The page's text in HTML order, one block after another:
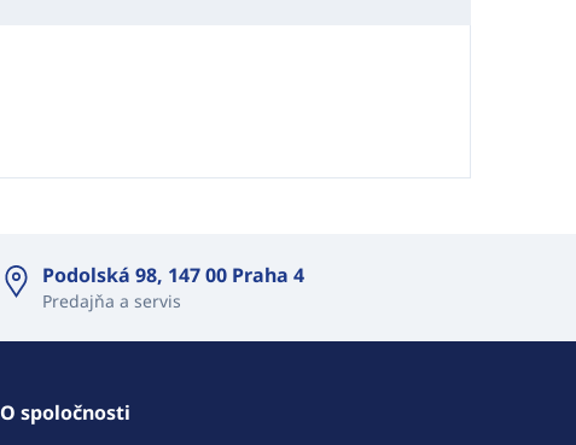
Podolská 98, 147 00 Praha 4
Predajňa a servis
O spoločnosti